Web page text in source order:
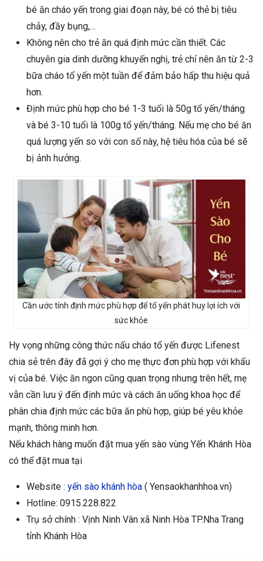
bé ăn cháo yến trong giai đoạn này, bé có thẻ bị tiêu
chảy, đầy bụng,…
Không nên cho trẻ ăn quá định mức cần thiết. Các
chuyên gia dinh dưỡng khuyến nghị, trẻ chỉ nên ăn từ 2-3
bữa cháo tổ yến một tuần để đảm bảo hấp thu hiệu quả
hơn.
Định mức phù hợp cho bé 1-3 tuổi là 50g tổ yến/tháng
và bé 3-10 tuổi là 100g tổ yến/tháng. Nếu mẹ cho bé ăn
quá lượng yến so với con số này, hệ tiêu hóa của bé sẽ
bị ảnh hưởng.
Cần ước tính định mức phù hợp để tổ yến phát huy lợi ích với
sức khỏe
Hy vọng những công thức nấu cháo tổ yến được Lifenest
chia sẻ trên đây đã gợi ý cho mẹ thực đơn phù hợp với khẩu
vị của bé. Việc ăn ngon cũng quan trọng nhưng trên hết, mẹ
vẫn cần lưu ý đến định mức và cách ăn uống khoa học để
phân chia định mức các bữa ăn phù hợp, giúp bé yêu khỏe
mạnh, thông minh hơn.
Nếu khách hàng muốn đặt mua yến sào vùng Yến Khánh Hòa
có thể đặt mua tại
Website : yến sào khánh hòa ( Yensaokhanhhoa.vn)
Hotline: 0915.228.822
Trụ sở chính : Vịnh Ninh Vân xã Ninh Hòa TP.Nha Trang
tỉnh Khánh Hòa